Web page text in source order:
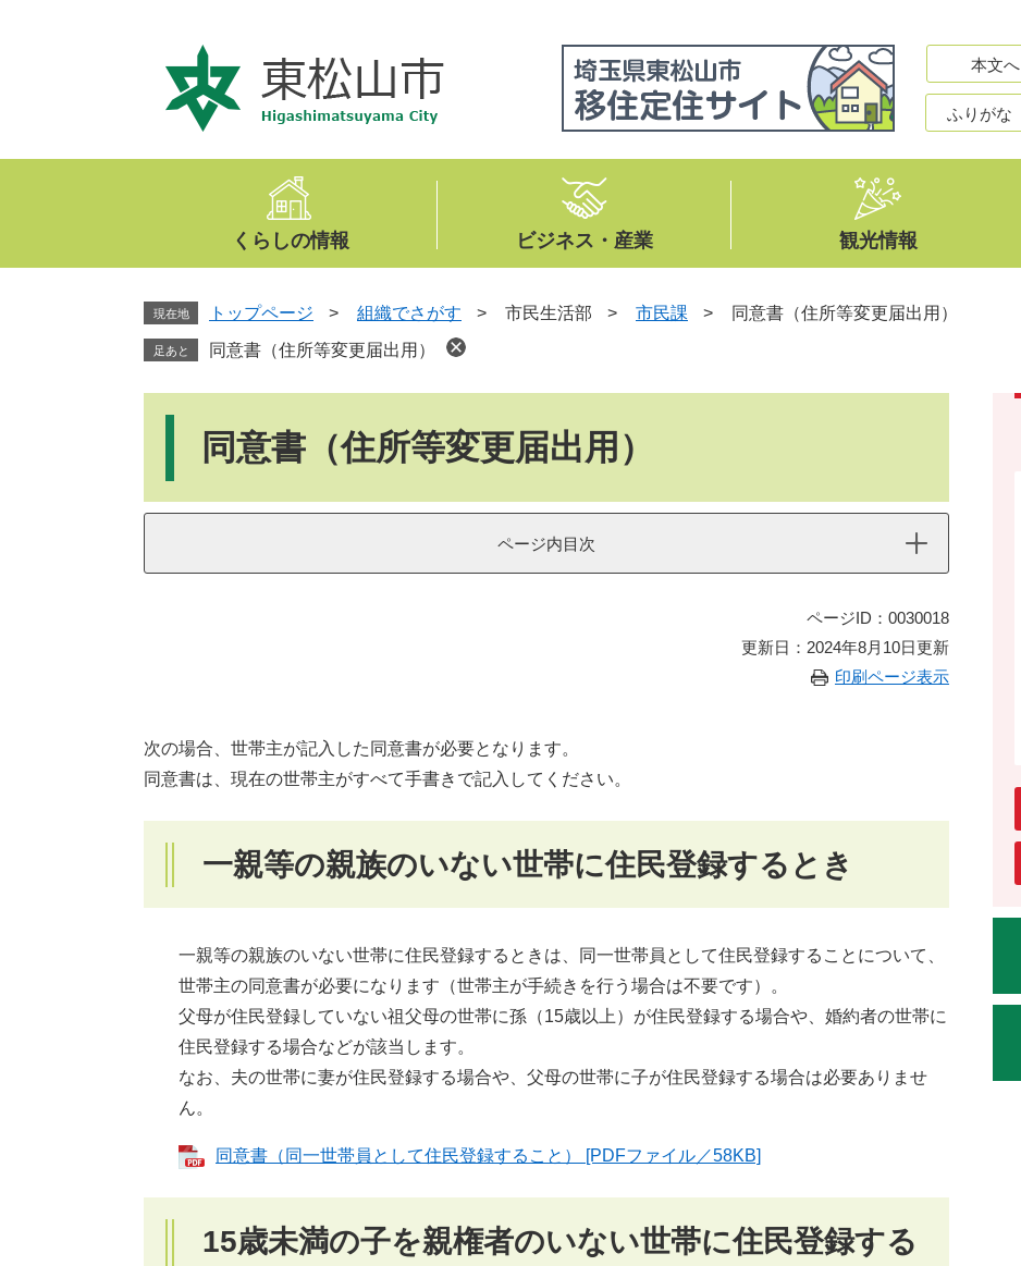
文
本文へ
ふりがな
くらしの情報 ビジネス・産業 観光情報
現在地 トップページ > 組織でさがす > 市民生活部 > 市民課 > 同意書（住所等変更届出用）
足あと 同意書（住所等変更届出用）
同意書（住所等変更届出用）
ページ内目次
ページID：0030018
更新日：2024年8月10日更新
印刷ページ表示
次の場合、世帯主が記入した同意書が必要となります。
同意書は、現在の世帯主がすべて手書きで記入してください。
一親等の親族のいない世帯に住民登録するとき
一親等の親族のいない世帯に住民登録するときは、同一世帯員として住民登録することについて、
世帯主の同意書が必要になります（世帯主が手続きを行う場合は不要です）。
父母が住民登録していない祖父母の世帯に孫（15歳以上）が住民登録する場合や、婚約者の世帯に
住民登録する場合などが該当します。
なお、夫の世帯に妻が住民登録する場合や、父母の世帯に子が住民登録する場合は必要ありませ
ん。
同意書（同一世帯員として住民登録すること） [PDFファイル／58KB]
15歳未満の子を親権者のいない世帯に住民登録する